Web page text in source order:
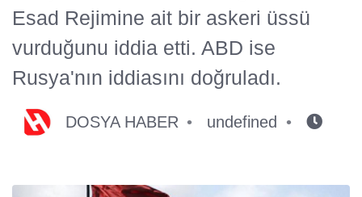
Esad Rejimine ait bir askeri üssü
vurduğunu iddia etti. ABD ise
Rusya'nın iddiasını doğruladı.
DOSYA HABER undefined